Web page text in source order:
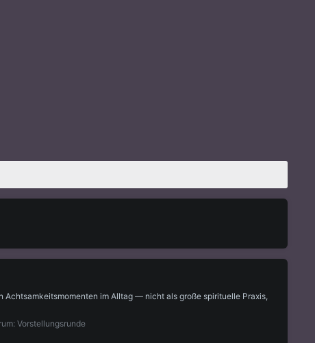
im Alltag — nicht als große spirituelle Praxis,
Vorstellungsrunde